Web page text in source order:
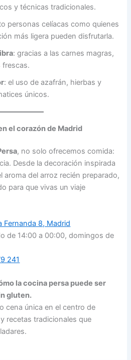
y técnicas tradicionales.
personas celíacas como quienes
más ligera pueden disfrutarla.
: gracias a las carnes magras,
frescas.
: el uso de azafrán, hierbas y
únicos.
el corazón de Madrid
, no solo ofrecemos comida:
Desde la decoración inspirada
aroma del arroz recién preparado,
para que vivas un viaje
Fernanda 8, Madrid
de 14:00 a 00:00, domingos de
241
la cocina persa puede ser
gluten.
cena única en el centro de
recetas tradicionales que